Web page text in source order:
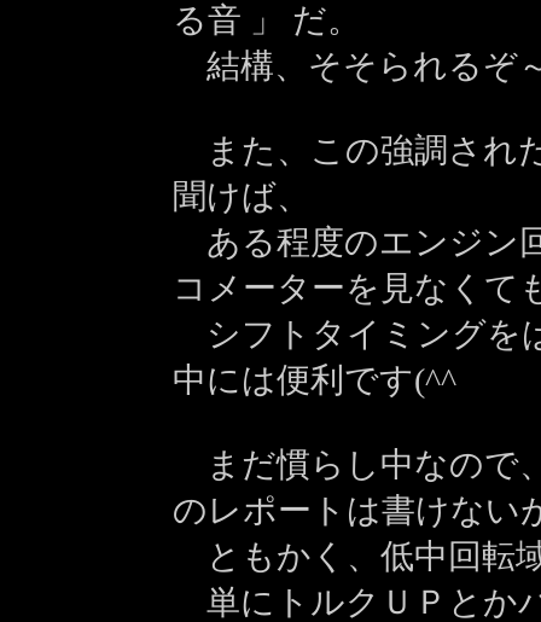
る音 」 だ。
結構、そそられるぞ
また、この強調され
聞けば、
ある程度のエンジン
コメーターを見なくて
シフトタイミングを
中には便利です(^^ゞ
まだ慣らし中なので
のレポートは書けない
ともかく、低中回転
単にトルクＵＰとか